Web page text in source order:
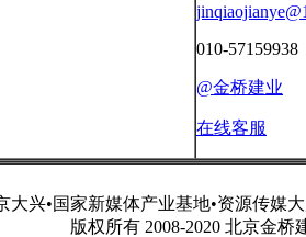
010-57159938
@金桥建业
在线客服
大兴•国家新媒体产业基地•资源传媒
版权所有 2008-2020 北京金